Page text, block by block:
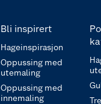
Bli inspirert
Hageinspirasjon
Oppussing med
utemaling
Oppussing med
innemaling